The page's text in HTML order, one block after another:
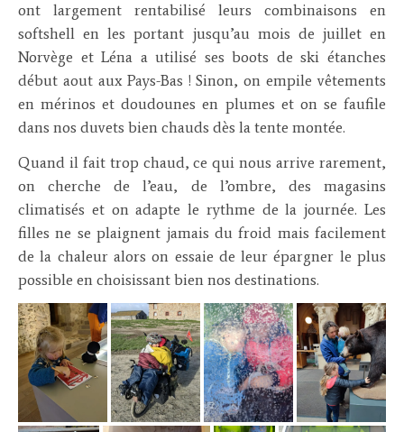
ont largement rentabilisé leurs combinaisons en
softshell en les portant jusqu’au mois de juillet en
Norvège et Léna a utilisé ses boots de ski étanches
début aout aux Pays-Bas ! Sinon, on empile vêtements
en mérinos et doudounes en plumes et on se faufile
dans nos duvets bien chauds dès la tente montée.
Quand il fait trop chaud, ce qui nous arrive rarement,
on cherche de l’eau, de l’ombre, des magasins
climatisés et on adapte le rythme de la journée. Les
filles ne se plaignent jamais du froid mais facilement
de la chaleur alors on essaie de leur épargner le plus
possible en choisissant bien nos destinations.